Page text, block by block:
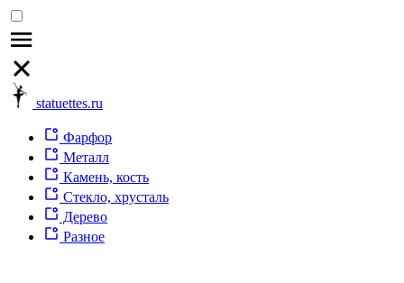
statuettes.ru
Фарфор
Металл
Камень, кость
Стекло, хрусталь
Дерево
Разное